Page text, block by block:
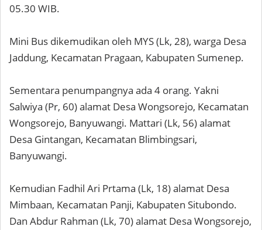
05.30 WIB.
Mini Bus dikemudikan oleh MYS (Lk, 28), warga Desa
Jaddung, Kecamatan Pragaan, Kabupaten Sumenep.
Sementara penumpangnya ada 4 orang. Yakni
Salwiya (Pr, 60) alamat Desa Wongsorejo, Kecamatan
Wongsorejo, Banyuwangi. Mattari (Lk, 56) alamat
Desa Gintangan, Kecamatan Blimbingsari,
Banyuwangi.
Kemudian Fadhil Ari Prtama (Lk, 18) alamat Desa
Mimbaan, Kecamatan Panji, Kabupaten Situbondo.
Dan Abdur Rahman (Lk, 70) alamat Desa Wongsorejo,